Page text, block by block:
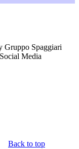
Gruppo Spaggiari
Media
Back to top